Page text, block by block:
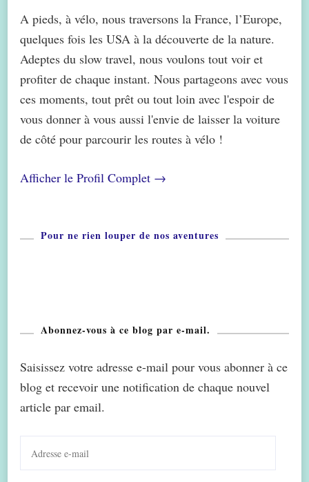
A pieds, à vélo, nous traversons la France, l’Europe,
quelques fois les USA à la découverte de la nature.
Adeptes du slow travel, nous voulons tout voir et
profiter de chaque instant. Nous partageons avec vous
ces moments, tout prêt ou tout loin avec l'espoir de
vous donner à vous aussi l'envie de laisser la voiture
de côté pour parcourir les routes à vélo !
Afficher le Profil Complet →
Pour ne rien louper de nos aventures
Abonnez-vous à ce blog par e-mail.
Saisissez votre adresse e-mail pour vous abonner à ce
blog et recevoir une notification de chaque nouvel
article par email.